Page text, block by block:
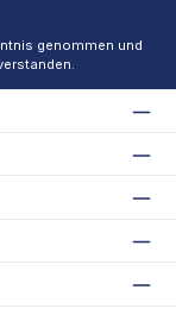
genommen und